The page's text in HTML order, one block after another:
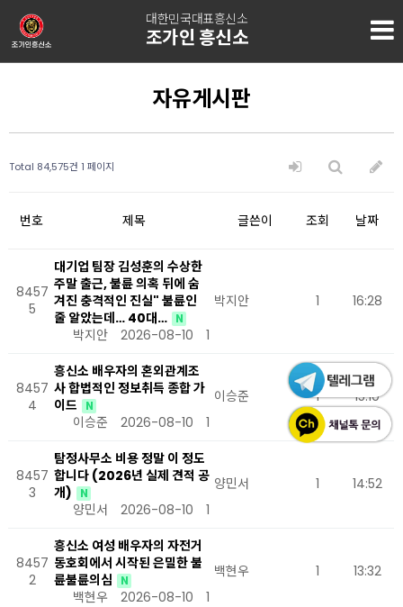
대한민국대표흥신소
조가인 흥신소
자유게시판
Total 84,575건 1 페이지
번호 제목 글쓴이 조회 날짜
8457
5
대기업 팀장 김성훈의 수상한
주말 출근, 불륜 의혹 뒤에 숨
겨진 충격적인 진실" 불륜인
줄 알았는데… 40대…
N
박지안 2026-08-10 1
박지안 1 16:28
8457
4
흥신소 배우자의 혼외관계조
사 합법적인 정보취득 종합 가
이드
N
이승준 2026-08-10 1
이승준 1 15:10
8457
3
탐정사무소 비용 정말 이 정도
합니다 (2026년 실제 견적 공
개)
N
양민서 2026-08-10 1
양민서 1 14:52
8457
2
흥신소 여성 배우자의 자전거
동호회에서 시작된 은밀한 불
륜불륜의심
N
백현우 2026-08-10 1
백현우 1 13:32